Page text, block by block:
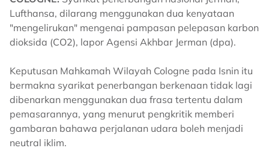
Lufthansa, dilarang menggunakan dua kenyataan
"mengelirukan" mengenai pampasan pelepasan karbon
dioksida (CO2), lapor Agensi Akhbar Jerman (dpa).
Keputusan Mahkamah Wilayah Cologne pada Isnin itu
bermakna syarikat penerbangan berkenaan tidak lagi
dibenarkan menggunakan dua frasa tertentu dalam
pemasarannya, yang menurut pengkritik memberi
gambaran bahawa perjalanan udara boleh menjadi
neutral iklim.